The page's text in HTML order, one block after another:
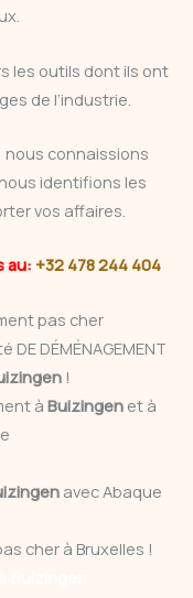
les outils dont ils ont
de l’industrie.
nous connaissions
identifions les
vos affaires.
au: +32 478 244 404
pas cher
DE DÉMÉNAGEMENT
!
à Buizingen et à
avec Abaque
cher à Bruxelles !